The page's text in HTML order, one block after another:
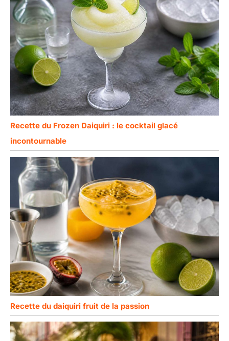
Recette du Frozen Daiquiri : le cocktail glacé
incontournable
Recette du daiquiri fruit de la passion